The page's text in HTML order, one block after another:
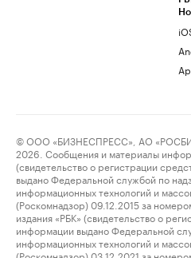
© ООО «БИЗНЕСПРЕСС», АО
2026. Сообщения и материалы
(свидетельство о регистрации
выдано Федеральной службой по
информационных технологий и
(Роскомнадзор) 09.12.2015 за
издания «РБК» (свидетельство о
информации выдано Федеральной
информационных технологий и